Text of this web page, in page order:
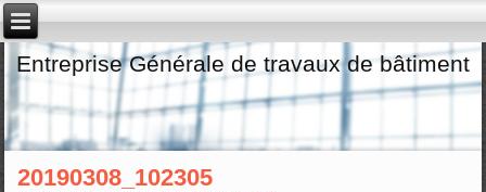
Entreprise Générale de travaux de bâtiment
20190308_102305